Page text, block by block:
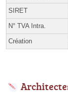
SIRET
N° TVA Intra.
Création